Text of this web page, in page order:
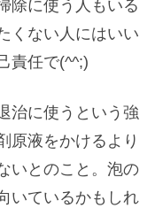
除に使う人もいる
くない人にはいい
責任で(^^;)
治に使うという強
原液をかけるより
いとのこと。泡の
いているかもしれ